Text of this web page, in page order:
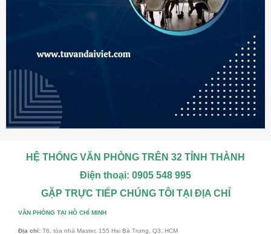
HỆ THỐNG VĂN PHÒNG TRÊN 32 TỈNH THÀNH
Điện thoại: 0905 548 995
GẶP TRỰC TIẾP CHÚNG TÔI TẠI ĐỊA CHỈ
VĂN PHÒNG TẠI HỒ CHÍ MINH
Địa chỉ: T6, tòa nhà Master, 155 Hai Bà Trưng, Q3, HCM